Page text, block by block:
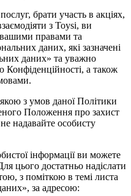
брати участь в акціях,
з Toysi, ви
правами та
даних, які зазначені
даних» та уважно
а також
з умов даної Політики
Положення про захист
надавайте особисту
інформації ви можете
цього достатньо надіслати
з поміткою в темі листа
за адресою: